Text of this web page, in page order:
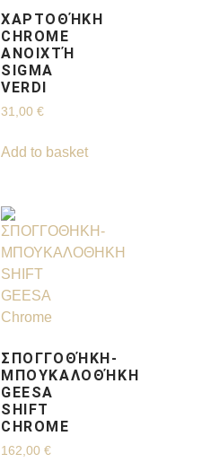
ΧΑΡΤΟΘΉΚΗ
CHROME
ΑΝΟΙΧΤΉ
SIGMA
VERDI
31,00 €
Add to basket
ΣΠΟΓΓΟΘΉΚΗ-
ΜΠΟΥΚΑΛΟΘΉΚΗ
GEESA
SHIFT
CHROME
162,00 €